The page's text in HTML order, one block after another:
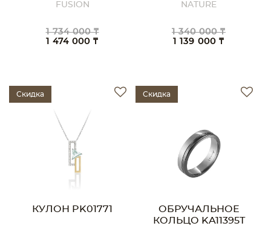
FUSION
1 734 000 ₸
1 474 000 ₸
NATURE
1 340 000 ₸
1 139 000 ₸
Скидка
КУЛОН PK01771
Скидка
ОБРУЧАЛЬНОЕ
КОЛЬЦО KA11395T